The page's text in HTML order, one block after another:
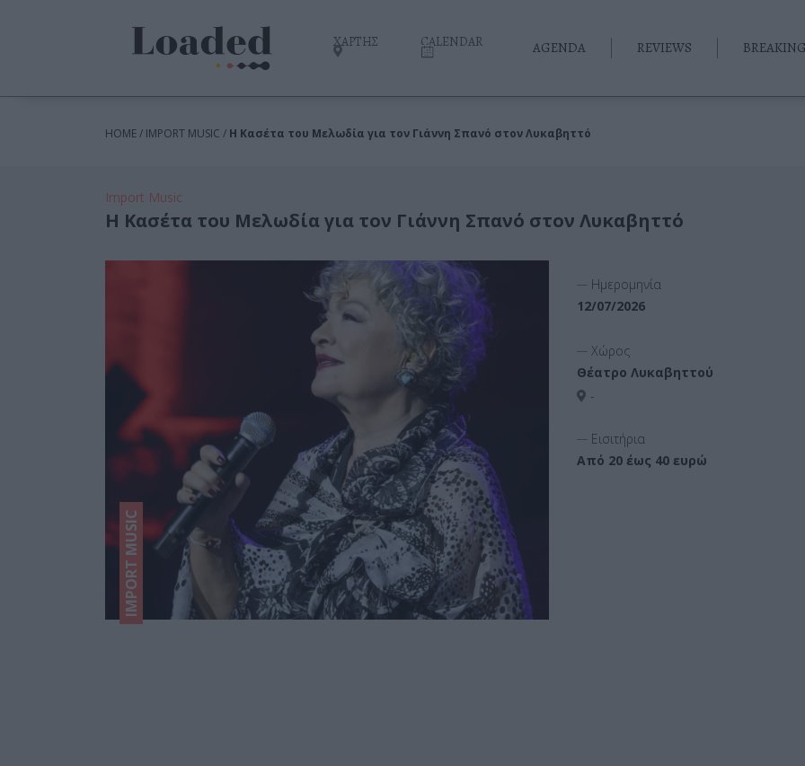
ΧΑΡΤΗΣ CALENDAR AGENDA REVIEWS
HOME / IMPORT MUSIC / Η Κασέτα του Μελωδία για τον Γιάννη Σπανό στον Λυκαβηττό
Import Music
Η Κασέτα του Μελωδία για τον Γιάννη Σπανό στον Λυκαβηττό
IMPORT MUSIC
Ημερομηνία
12/07/2026
Χώρος
Θέατρο Λυκαβηττού
-
Εισιτήρια
Από 20 έως 40 ευρώ